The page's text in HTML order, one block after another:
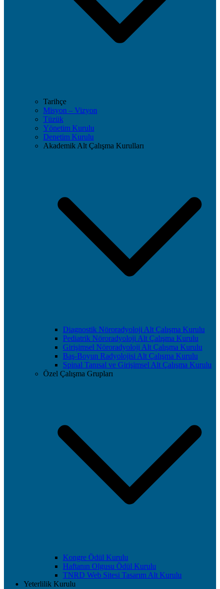
Tarihçe
Misyon – Vizyon
Tüzük
Yönetim Kurulu
Denetim Kurulu
Akademik Alt Çalışma Kurulları
Diagnostik Nöroradyoloji Alt Çalışma Kurulu
Pediatrik Nöroradyoloji Alt Çalışma Kurulu
Girişimsel Nöroradyoloji Alt Çalışma Kurulu
Baş-Boyun Radyolojisi Alt Çalışma Kurulu
Spinal Tanısal ve Girişimsel Alt Çalışma Kurulu
Özel Çalışma Grupları
Kongre Ödül Kurulu
Haftanın Olgusu Ödül Kurulu
TNRD Web Sitesi Tasarım Alt Kurulu
Yeterlilik Kurulu